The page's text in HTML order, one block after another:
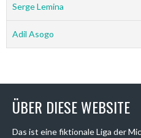
Serge Lemina
Adil Asogo
ÜBER DIESE WEBSITE
Das ist eine fiktionale Liga der